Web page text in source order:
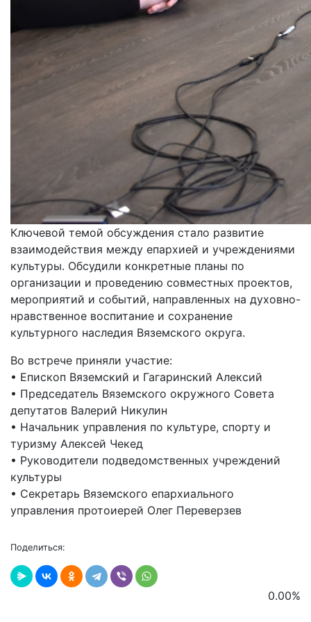
Ключевой темой обсуждения стало развитие
взаимодействия между епархией и учреждениями
культуры. Обсудили конкретные планы по
организации и проведению совместных проектов,
мероприятий и событий, направленных на духовно-
нравственное воспитание и сохранение
культурного наследия Вяземского округа.
Во встрече приняли участие:
• Епископ Вяземский и Гагаринский Алексий
• Председатель Вяземского окружного Совета
депутатов Валерий Никулин
• Начальник управления по культуре, спорту и
туризму Алексей Чекед
• Руководители подведомственных учреждений
культуры
• Секретарь Вяземского епархиального
управления протоиерей Олег Переверзев
Поделиться:
0.00%